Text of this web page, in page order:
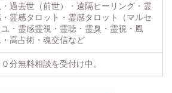
過去世（前世）・遠隔ヒーリング・霊
・霊感タロット・霊感タロット（マルセ
ユ・霊感霊視・霊聴・霊臭・霊視・風
・高占術・魂交信など
０分無料相談を受付け中。